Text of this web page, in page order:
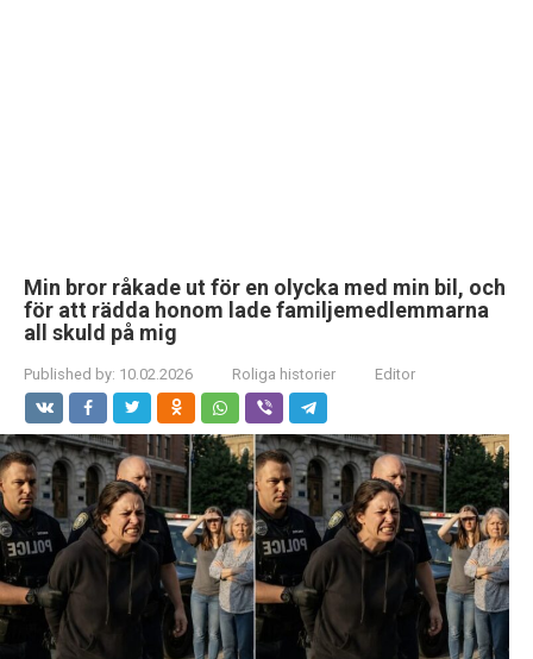
Min bror råkade ut för en olycka med min bil, och
för att rädda honom lade familjemedlemmarna
all skuld på mig
Published by: 10.02.2026 Roliga historier Editor